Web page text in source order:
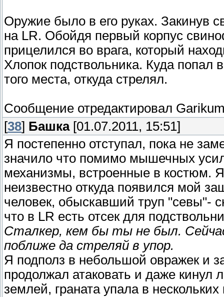
Оружие было в его руках. Закинув
на LR. Обойдя первый корпус
прицелился во врага, который
Хлопок подствольника. Куда попал
того места, откуда стрелял.
Сообщение отредактировал
[38] Башка[01.07.2011, 15:51]
Я постепенно отступал, пока не
значило что помимо мышечных
механизмы, встроенные в костюм.
неизвестно откуда появился мой
человек, обыскавший труп "севы"-
что в LR есть отсек для
Сталкер, кем бы ты не был.
поближе да стреляй в упор.
Я подполз в небольшой овражек и
продолжал атаковать и даже кинул
землей, граната упала в